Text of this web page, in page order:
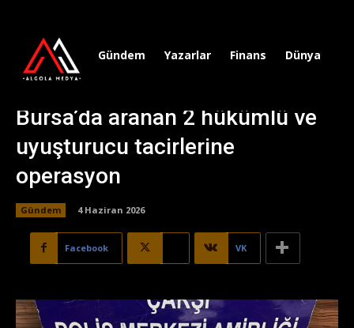
Gündem Yazarlar Finans Dünya
Bursa’da aranan 2 hükümlü ve
uyuşturucu tacirlerine
operasyon
Gündem 4 Haziran 2026
Facebook VK